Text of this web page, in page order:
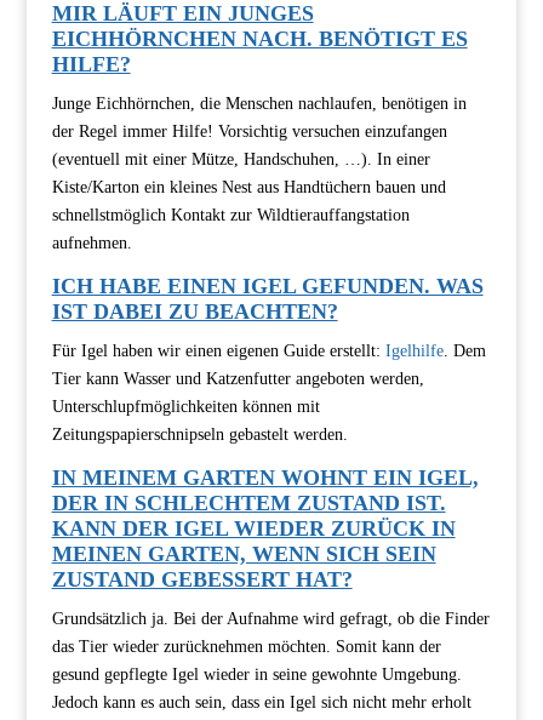
MIR LÄUFT EIN JUNGES
EICHHÖRNCHEN NACH. BENÖTIGT ES
HILFE?
Junge Eichhörnchen, die Menschen nachlaufen, benötigen in
der Regel immer Hilfe! Vorsichtig versuchen einzufangen
(eventuell mit einer Mütze, Handschuhen, …). In einer
Kiste/Karton ein kleines Nest aus Handtüchern bauen und
schnellstmöglich Kontakt zur Wildtierauffangstation
aufnehmen.
ICH HABE EINEN IGEL GEFUNDEN. WAS
IST DABEI ZU BEACHTEN?
Für Igel haben wir einen eigenen Guide erstellt: Igelhilfe. Dem
Tier kann Wasser und Katzenfutter angeboten werden,
Unterschlupfmöglichkeiten können mit
Zeitungspapierschnipseln gebastelt werden.
IN MEINEM GARTEN WOHNT EIN IGEL,
DER IN SCHLECHTEM ZUSTAND IST.
KANN DER IGEL WIEDER ZURÜCK IN
MEINEN GARTEN, WENN SICH SEIN
ZUSTAND GEBESSERT HAT?
Grundsätzlich ja. Bei der Aufnahme wird gefragt, ob die Finder
das Tier wieder zurücknehmen möchten. Somit kann der
gesund gepflegte Igel wieder in seine gewohnte Umgebung.
Jedoch kann es auch sein, dass ein Igel sich nicht mehr erholt